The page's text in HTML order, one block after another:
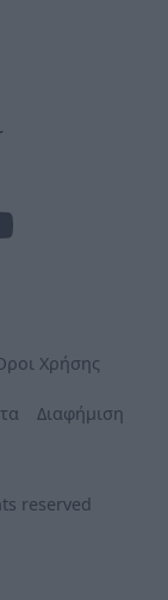
Χρήσης
Διαφήμιση
reserved